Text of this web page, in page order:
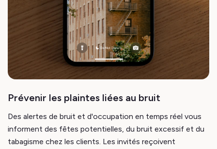
Prévenir les plaintes liées au bruit
Des alertes de bruit et d'occupation en temps réel vous
informent des fêtes potentielles, du bruit excessif et du
tabagisme chez les clients. Les invités reçoivent